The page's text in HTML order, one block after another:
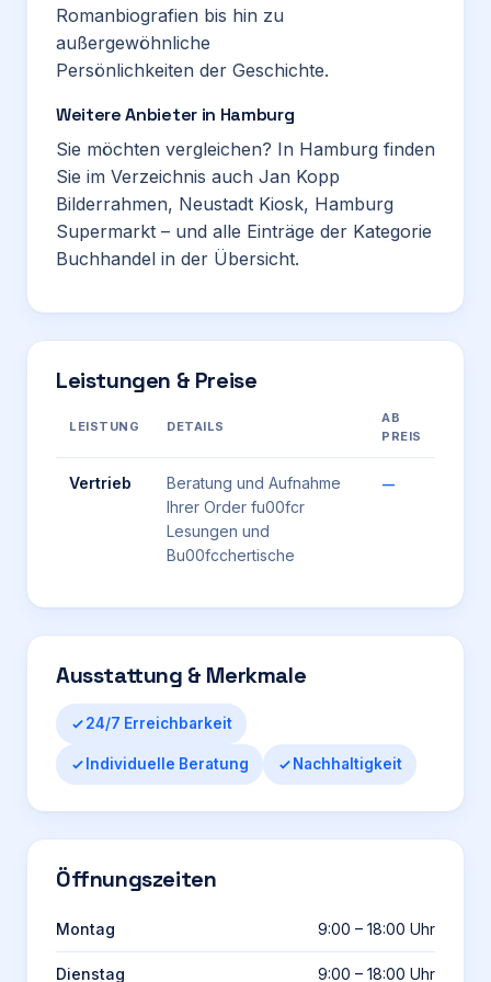
Romanbiografien bis hin zu
außergewöhnliche
Persönlichkeiten der Geschichte.
Weitere Anbieter in Hamburg
Sie möchten vergleichen? In Hamburg finden
Sie im Verzeichnis auch Jan Kopp
Bilderrahmen, Neustadt Kiosk, Hamburg
Supermarkt – und alle Einträge der Kategorie
Buchhandel in der Übersicht.
Leistungen & Preise
LEISTUNG DETAILS
AB
PREIS
Vertrieb
Beratung und Aufnahme
Ihrer Order fu00fcr
Lesungen und
Bu00fcchertische
—
Ausstattung & Merkmale
24/7 Erreichbarkeit
Individuelle Beratung Nachhaltigkeit
Öffnungszeiten
Montag 9:00 – 18:00 Uhr
Dienstag 9:00 – 18:00 Uhr